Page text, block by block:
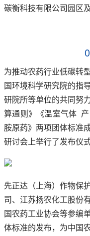
碳衡科技有限公司园区
为推动农药行业低碳转
国环境科学研究院的指
研院所等单位的共同努
算通则》《温室气体
胺原药》两项团体标准
研讨会上举行了发布仪式
先正达（上海）作物保
司、江苏扬农化工股份
国农药工业协会等参编
体标准的发布，为中国